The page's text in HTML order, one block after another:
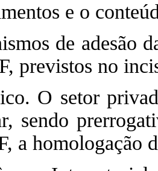
e o
de adesão
previstos no
O setor
sendo
a homologação